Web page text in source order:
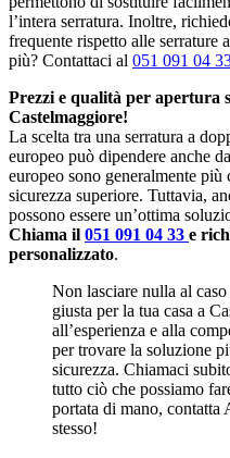
l’intera serratura. Inoltre,
frequente rispetto alle serrature
più? Contattaci al 051 091 04
Prezzi e qualità per apertura
Castelmaggiore!
La scelta tra una serratura a
europeo può dipendere anche
europeo sono generalmente
sicurezza superiore. Tuttavia,
possono essere un’ottima
Chiama il 051 091 04 33 e
personalizzato.
Non lasciare nulla al
giusta per la tua casa a
all’esperienza e alla
per trovare la soluzione
sicurezza. Chiamaci
tutto ciò che possiamo
portata di mano,
stesso!